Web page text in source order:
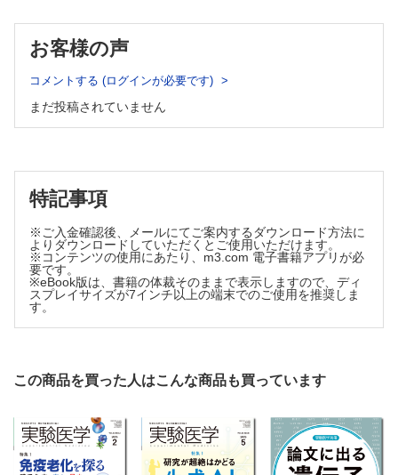
過剰な脂肪分解を防ぐ？ 脂肪組織における好中球の新たな
役割【髙田麻衣，川原﨑聡子，後藤 剛】
AIは医学研究をどう変えるか？【小泉 周】
ゼロから「酵素」を創る【橘 椋，小松 徹】
生成AI基盤モデルによるvirtual cell実現に向けた取り組み
【山田泰永】
未央】
カレントトピックス
原因遺伝子から表現型に至る道筋を可視化【太田峰人】
ウイルス・免疫による組織損傷と組織修復のバランス調整が
重要【一瀬大志】
異常な解糖系相互作用の抑制は老化細胞を除去し，老化症状
を改善する【近藤祥司，三河拓己，亀田雅博】
GigaTIME：マルチモーダルAIによるH＆E病理画像からの仮
科学の始まり【中村桂子】
クローズアップ実験法
條栄子，長岡勇也，中戸隆一郎】
Conference & Workshop
疾患幹細胞研究の今と，次なるステージへの展望―第1回日
お客様の声
コメントする (ログインが必要です)
まだ投稿されていません
特記事項
※ご入金確認後、メールにてご案内するダウンロード方法に
よりダウンロードしていただくとご使用いただけます。
※コンテンツの使用にあたり、m3.com 電子書籍アプリが必
要です。
※eBook版は、書籍の体裁そのままで表示しますので、ディ
スプレイサイズが7インチ以上の端末でのご使用を推奨しま
す。
この商品を買った人はこんな商品も買っています